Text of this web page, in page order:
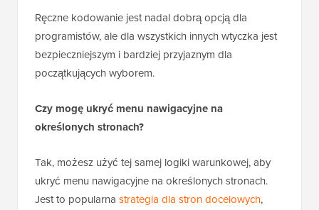
Ręczne kodowanie jest nadal dobrą opcją dla
programistów, ale dla wszystkich innych wtyczka jest
bezpieczniejszym i bardziej przyjaznym dla
początkujących wyborem.
Czy mogę ukryć menu nawigacyjne na
określonych stronach?
Tak, możesz użyć tej samej logiki warunkowej, aby
ukryć menu nawigacyjne na określonych stronach.
Jest to popularna strategia dla stron docelowych,